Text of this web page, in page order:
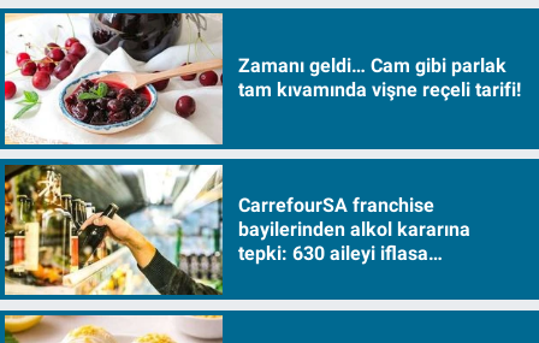
Zamanı geldi… Cam gibi parlak
tam kıvamında vişne reçeli tarifi!
CarrefourSA franchise
bayilerinden alkol kararına
tepki: 630 aileyi iflasa